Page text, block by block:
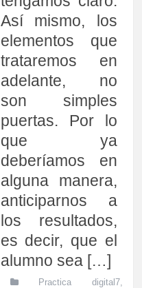
Así mismo, los
elementos que
trataremos en
adelante, no
son simples
puertas. Por lo
que ya
deberíamos en
alguna manera,
anticiparnos a
los resultados,
es decir, que el
alumno sea […]
Practica digital7,